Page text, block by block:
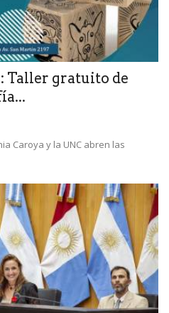
Taller gratuito de
Caroya y la UNC abren las